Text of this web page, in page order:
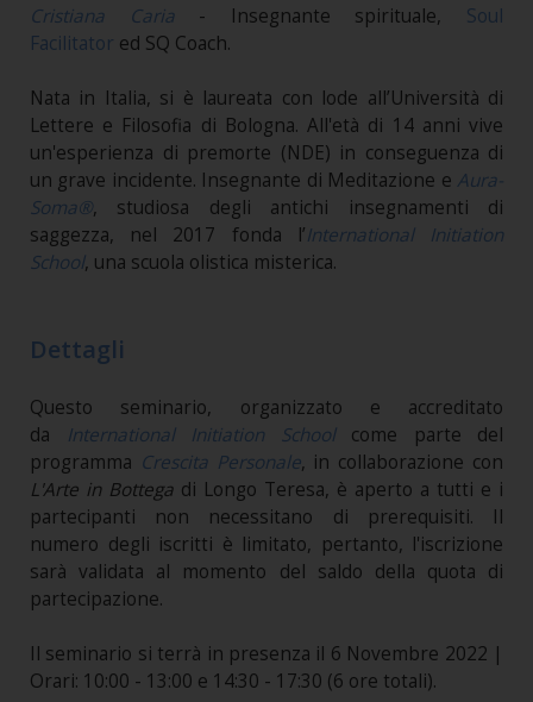
Cristiana Caria - Insegnante spirituale, Soul
Facilitator ed SQ Coach.
Nata in Italia, si è laureata con lode all’Università di
Lettere e Filosofia di Bologna. All'età di 14 anni vive
un'esperienza di premorte (NDE) in conseguenza di
un grave incidente. Insegnante di Meditazione e Aura-
Soma®, studiosa degli antichi insegnamenti di
saggezza, nel 2017 fonda l’International Initiation
School, una scuola olistica misterica.
Dettagli
Questo seminario, organizzato e accreditato
da
International Initiation School
come parte del
programma Crescita Personale, in collaborazione con
L'Arte in Bottega di Longo Teresa, è aperto a tutti e i
partecipanti non necessitano di prerequisiti. Il
numero degli iscritti è limitato, pertanto, l'iscrizione
sarà validata al momento del saldo della quota di
partecipazione.
Il seminario si terrà in presenza il 6 Novembre 2022 |
Orari: 10:00 - 13:00 e 14:30 - 17:30 (6 ore totali).